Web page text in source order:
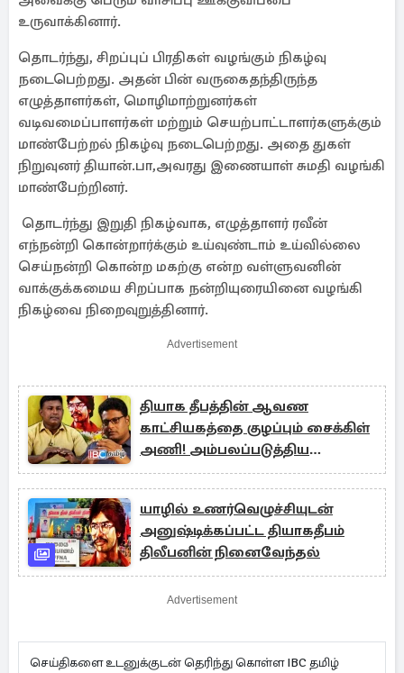
உருவாக்கினார்.
தொடர்ந்து, சிறப்புப் பிரதிகள் வழங்கும் நிகழ்வு
நடைபெற்றது. அதன் பின் வருகைதந்திருந்த
எழுத்தாளர்கள், மொழிமாற்றுனர்கள்
வடிவமைப்பாளர்கள் மற்றும் செயற்பாட்டாளர்களுக்கும்
மாண்பேற்றல் நிகழ்வு நடைபெற்றது. அதை துகள்
நிறுவுனர் தியான்.பா,அவரது இணையாள் சுமதி வழங்கி
மாண்பேற்றினர்.
தொடர்ந்து இறுதி நிகழ்வாக, எழுத்தாளர் ரவீன்
எந்நன்றி கொன்றார்க்கும் உய்வுண்டாம் உய்வில்லை
செய்நன்றி கொன்ற மகற்கு என்ற வள்ளுவனின்
வாக்குக்கமைய சிறப்பாக நன்றியுரையினை வழங்கி
நிகழ்வை நிறைவுறுத்தினார்.
Advertisement
தியாக தீபத்தின் ஆவண
காட்சியகத்தை குழப்பும் சைக்கிள்
அணி! அம்பலப்படுத்திய
மணிவண்ணன் தரப்பு
யாழில் உணர்வெழுச்சியுடன்
அனுஷ்டிக்கப்பட்ட தியாகதீபம்
திலீபனின் நினைவேந்தல்
Advertisement
செய்திகளை உடனுக்குடன் தெரிந்து கொள்ள IBC தமிழ்